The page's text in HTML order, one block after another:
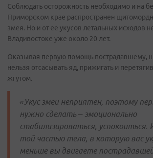
Соблюдать осторожность необходимо и на
Приморском крае распространен
змея. Но и от ее укусов летальных исходов
Владивостоке уже около 20 лет.
Оказывая первую помощь пострадавшему,
нельзя отсасывать яд, прижигать и
жгутом.
«Укус змеи неприятен, поэтому
нужно сделать – эмоционально
стабилизироваться, успокоиться.
той частью тела, в которую вас
меньше вы двигаете